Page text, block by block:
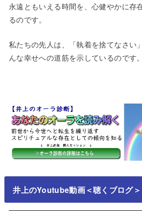
永遠ともいえる時間を、心健やかに存
るのです。
私たちの先人は、「執着を捨てなさい
んな幸せへの道筋を示しているのです。
井上のYoutube動画＜聴くブログ＞